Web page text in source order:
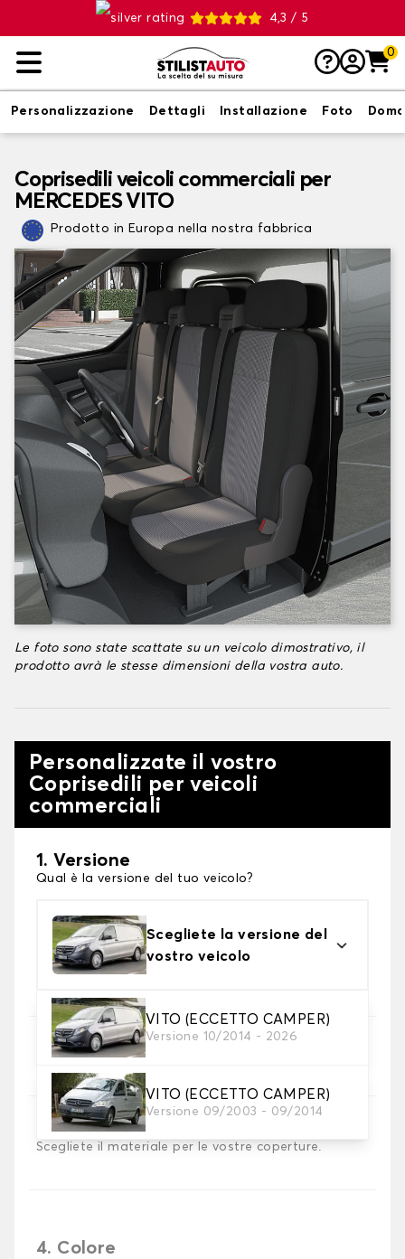
4,3 / 5
0
Personalizzazione Dettagli Installazione Foto
Coprisedili veicoli commerciali per
MERCEDES VITO
Prodotto in Europa nella nostra fabbrica
Le foto sono state scattate su un veicolo dimostrativo, il
prodotto avrà le stesse dimensioni della vostra auto.
Personalizzate il vostro
Coprisedili per veicoli
commerciali
1. Versione
Qual è la versione del tuo veicolo?
Scegliete la versione del
vostro veicolo
VITO (ECCETTO CAMPER)
Versione 10/2014 - 2026
VITO (ECCETTO CAMPER)
Versione 09/2003 - 09/2014
2. Set di coperture
3. Materiale
Scegliete il materiale per le vostre coperture.
4. Colore